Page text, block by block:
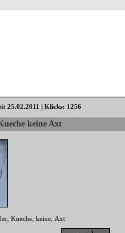
25.02.2011 | Klicks: 1256
keine Axt
,Kueche ,keine Axt